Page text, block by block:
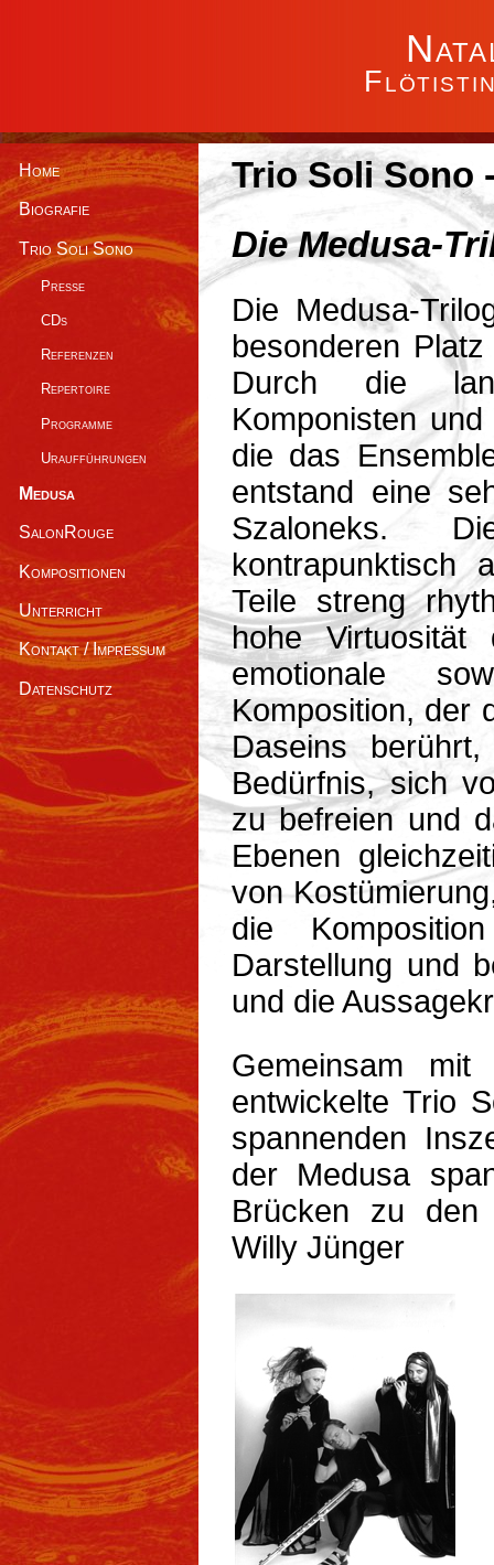
Flötistin
Home
Biografie
Trio Soli Sono
Presse
CDs
Referenzen
Repertoire
Programme
Uraufführungen
Medusa
SalonRouge
Kompositionen
Unterricht
Kontakt / Impressum
Datenschutz
Trio Soli Sono
Die Medusa-
Die Medusa-
besonderen
Durch die
Komponisten
die das
entstand eine
Szaloneks.
kontrapunktisch
Teile streng
hohe Virtuosität
emotionale
Komposition, der
Daseins
Bedürfnis, sich
zu befreien und
Ebenen
von
die
Darstellung und
und die
Gemeinsam
entwickelte Trio
spannenden
der Medusa
Brücken zu den
Willy Jünger